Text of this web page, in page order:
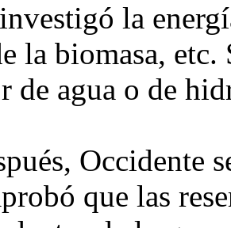
la
la biomasa,
de agua o de
Occidente
que las